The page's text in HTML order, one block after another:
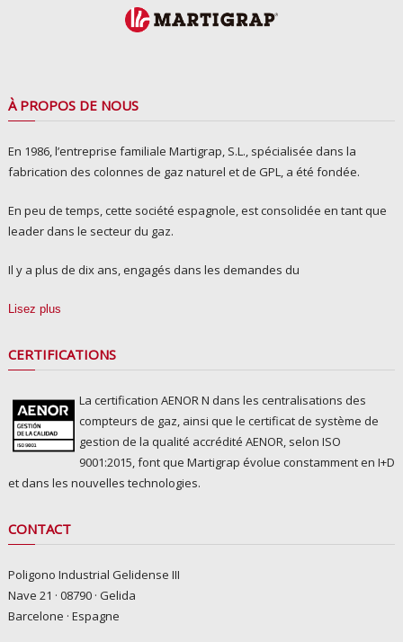
À PROPOS DE NOUS
En 1986, l’entreprise familiale Martigrap, S.L., spécialisée dans la
fabrication des colonnes de gaz naturel et de GPL, a été fondée.
En peu de temps, cette société espagnole, est consolidée en tant que
leader dans le secteur du gaz.
Il y a plus de dix ans, engagés dans les demandes du
Lisez plus
CERTIFICATIONS
La certification AENOR N dans les centralisations des
compteurs de gaz, ainsi que le certificat de système de
gestion de la qualité accrédité AENOR, selon ISO
9001:2015, font que Martigrap évolue constamment en I+D
et dans les nouvelles technologies.
CONTACT
Poligono Industrial Gelidense III
Nave 21 · 08790 · Gelida
Barcelone · Espagne